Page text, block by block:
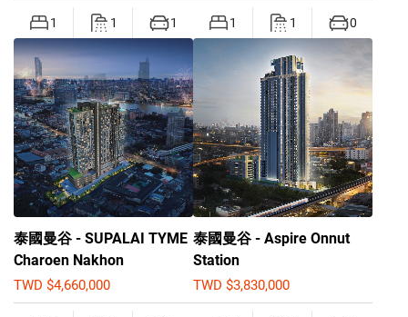
1 1 1 1 1 0
泰國曼谷 - SUPALAI TYME
Charoen Nakhon
TWD $4,660,000
泰國曼谷 - Aspire Onnut
Station
TWD $3,830,000